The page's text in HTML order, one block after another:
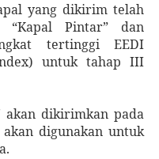
yang dikirim telah
“Kapal Pintar” dan
tertinggi EEDI
untuk tahap III
akan dikirimkan pada
digunakan untuk